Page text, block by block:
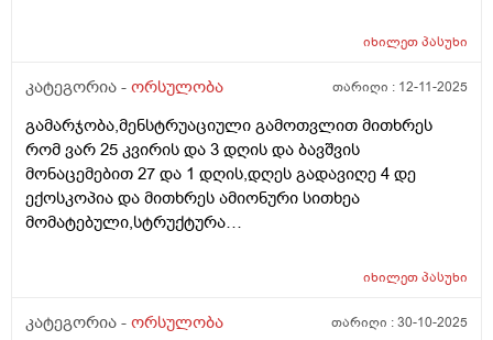
იხილეთპასუხი
კატეგორია - ორსულობა თარიღი : 12-11-2025
გამარჯობა,მენსტრუაციული გამოთვლით მითხრეს
რომ ვარ 25 კვირის და 3 დღის და ბავშვის
მონაცემებით 27 და 1 დღის,დღეს გადავიღე 4 დე
ექოსკოპია და მითხრეს ამიონური სითხეა
მომატებული,სტრუქტურა
ნაადრევი მშობიარობის,მაქვს ამ ბოლოს წელის
და ხაჭოსებრი გამონადენი,ნაცხის ანალიზმა კანდიდა
იხილეთპასუხი
კატეგორია - ორსულობა თარიღი :30-10-2025